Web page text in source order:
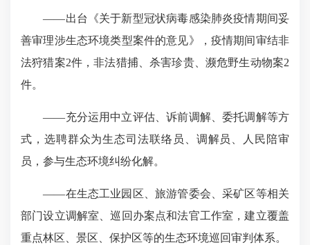
——出台《关于新型冠状病毒感染肺炎疫情期间妥
善审理涉生态环境类型案件的意见》，疫情期间审结非
法狩猎案2件，非法猎捕、杀害珍贵、濒危野生动物案2
件。
——充分运用中立评估、诉前调解、委托调解等方
式，选聘群众为生态司法联络员、调解员、人民陪审
员，参与生态环境纠纷化解。
——在生态工业园区、旅游管委会、采矿区等相关
部门设立调解室、巡回办案点和法官工作室，建立覆盖
重点林区、景区、保护区等的生态环境巡回审判体系。